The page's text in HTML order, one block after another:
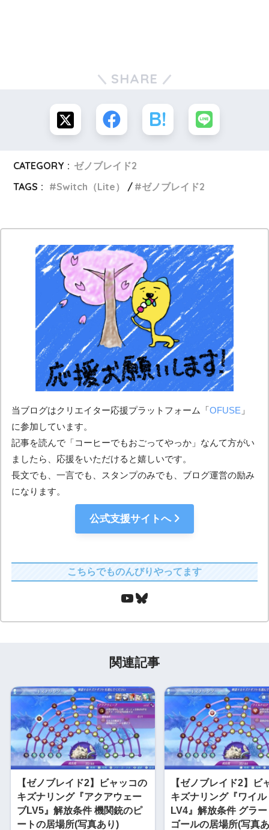
SHARE
CATEGORY : ゼノブレイド2
TAGS :
Switch（Lite） ゼノブレイド2
当ブログはクリエイター応援プラットフォーム「OFUSE 」
に参加しています。
記事を読んで「コーヒーでもおごってやっか」なんて方がい
ましたら、応援をいただけると嬉しいです。
長文でも、一言でも、スタンプのみでも、ブログ運営の励み
になります。
公式支援サイトへ
こちらでものんびりやってます
関連記事
【ゼノブレイド2】ビャッコの
キズナリング『アクアウェー
ブLV5』解放条件 機関銃のピ
ートの居場所(写真あり)
【ゼノブレイド2】ビ
キズナリング『ワイル
LV4』解放条件 グラ
ゴールの居場所(写真